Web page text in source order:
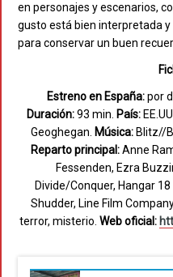
en personajes y escenarios,
gusto está bien interpretada
para conservar un buen
Estreno en España:por
Duración:93 min. País:
Geoghegan. Música:Blitz//
Reparto principal:Anne
Fessenden, Ezra
Divide/Conquer, Hangar
Shudder, Line Film
terror, misterio. Web oficial: